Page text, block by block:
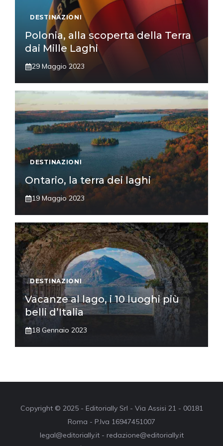
DESTINAZIONI
Polonia, alla scoperta della Terra
dai Mille Laghi
29 Maggio 2023
DESTINAZIONI
Ontario, la terra dei laghi
19 Maggio 2023
DESTINAZIONI
Vacanze al lago, i 10 luoghi più
belli d’Italia
18 Gennaio 2023
Copyright © 2025 - Editorially Srl - Via Assisi 21 - 00181
Roma - P.Iva 16947451007
legal@editorially.it - redazione@editorially.it